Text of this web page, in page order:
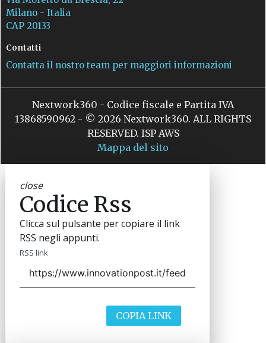
Milano - Italia
CAP 20133
Contatti
Contatta il nostro team per maggiori informazioni
Nextwork360 - Codice fiscale e Partita IVA
13868590962 - © 2026 Nextwork360. ALL RIGHTS
RESERVED. ISP AWS
Mappa del sito
close
Codice Rss
Clicca sul pulsante per copiare il link
RSS negli appunti.
RSS link
COPIA LINK